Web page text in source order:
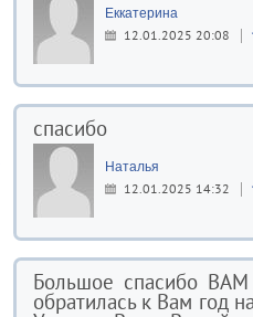
Еккатерина
12.01.2025 20:08
спасибо
Наталья
12.01.2025 14:32
Большое спасибо
обратилась к Вам год